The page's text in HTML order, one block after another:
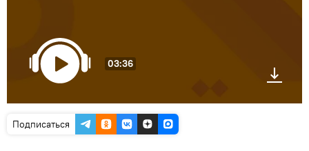
03:36
Подписаться